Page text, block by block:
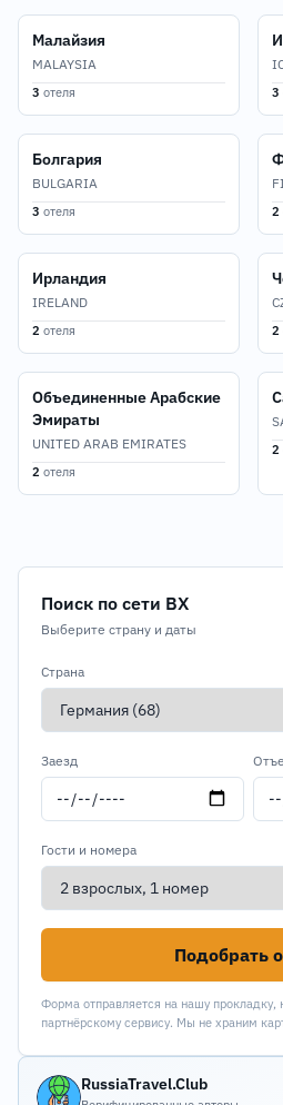
Малайзия
MALAYSIA
3 отеля 3
Болгария
BULGARIA
3 отеля 2
Ирландия
IRELAND
2 отеля 2
Объединенные Арабские
Эмираты
UNITED ARAB EMIRATES
2 отеля
2
Поиск по сети BX
Выберите страну и даты
Страна
Заезд
Гости и номера
Подобрать
Форма отправляется на нашу прокладку,
партнёрскому сервису. Мы не храним
RussiaTravel.Club